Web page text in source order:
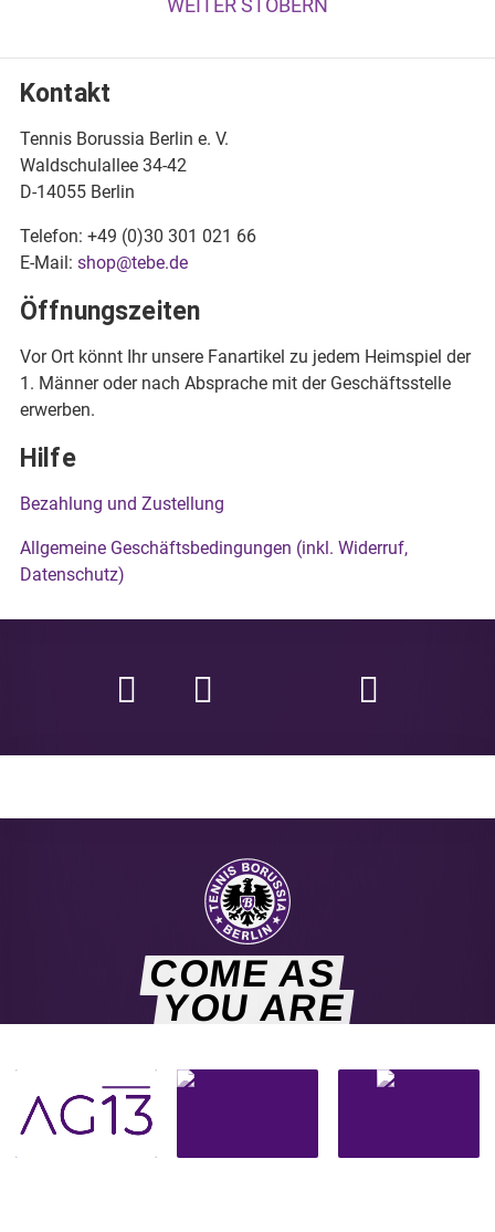
WEITER STÖBERN
Kontakt
Tennis Borussia Berlin e. V.
Waldschulallee 34-42
D-14055 Berlin
Telefon: +49 (0)30 301 021 66
E-Mail: shop@tebe.de
Öffnungszeiten
Vor Ort könnt Ihr unsere Fanartikel zu jedem Heimspiel der
1. Männer oder nach Absprache mit der Geschäftsstelle
erwerben.
Hilfe
Bezahlung und Zustellung
Allgemeine Geschäftsbedingungen (inkl. Widerruf,
Datenschutz)
COME AS
YOU ARE